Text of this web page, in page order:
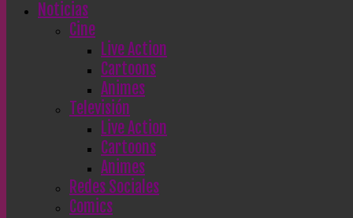
Noticias
Cine
Live Action
Cartoons
Animes
Televisión
Live Action
Cartoons
Animes
Redes Sociales
Comics